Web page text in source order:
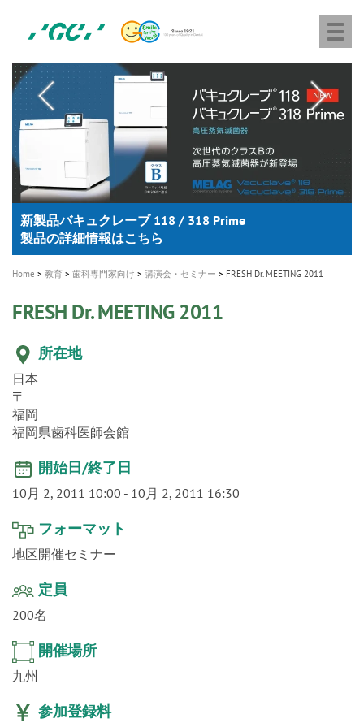
content
ジ
ー
シ
M
A healthy smile greatly contributes to your quality of life
新発売 エバーエックス フロー
製品の詳細情報はこちら
「セラスマート テクノロジーブック」公開
「イニシャル LiSi（リジ）ブロック テクノロジーブッ
ク」公開
歯を内部まで白くする
医療ホワイトニング ティオン®
新製品 イオム ナゴミ for DH
専用サイトはこちら
新製品バキュクレーブ 118 / 318 Prime
製品の詳細情報はこちら
インプラント Aadva®
ショートインプラント新発売
GCグループ企業
Home 教育 歯科専門家向け 講演会・セミナー FRESH Dr. MEETING 2011
FRESH Dr. MEETING 2011
所在地
日本
〒
福岡
福岡県歯科医師会館
開始日/終了日
10月 2, 2011 10:00 - 10月 2, 2011 16:30
フォーマット
地区開催セミナー
定員
200名
開催場所
九州
参加登録料